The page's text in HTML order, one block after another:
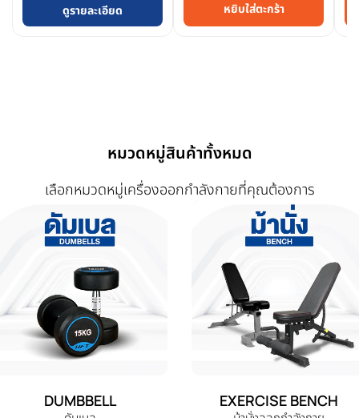
ดูรายละเอียด หยิบใส่ตะกร้า
หมวดหมู่สินค้าทั้งหมด
เลือกหมวดหมู่เครื่องออกกำลังกายที่คุณต้องการ
DUMBBELL EXERCISE BENCH